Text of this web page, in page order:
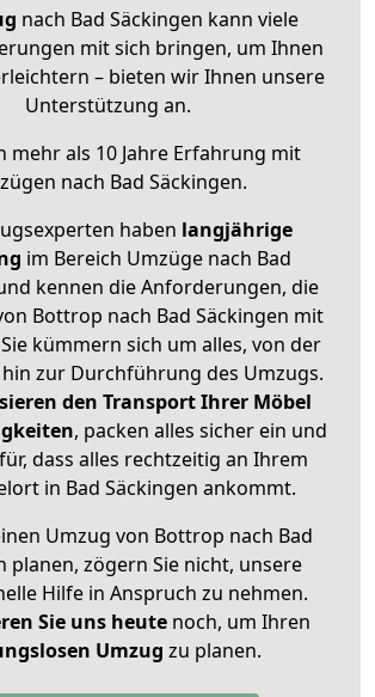
nach Bad Säckingen kann viele
mit sich bringen, um Ihnen
– bieten wir Ihnen unsere
Unterstützung an.
mehr als 10 Jahre Erfahrung mit
nach Bad Säckingen.
haben langjährige
im Bereich Umzüge nach Bad
kennen die Anforderungen, die
Bottrop nach Bad Säckingen mit
kümmern sich um alles, von der
zur Durchführung des Umzugs.
den Transport Ihrer Möbel
, packen alles sicher ein und
dass alles rechtzeitig an Ihrem
in Bad Säckingen ankommt.
Umzug von Bottrop nach Bad
planen, zögern Sie nicht, unsere
Hilfe in Anspruch zu nehmen.
Sie uns heutenoch, um Ihren
Umzug zu planen.